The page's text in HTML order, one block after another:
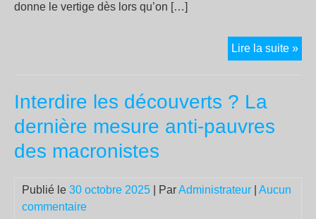
donne le vertige dès lors qu’on […]
Lire la suite »Les
308
Interdire les découverts ? La
dernière mesure anti-pauvres
des macronistes
Publié le 30 octobre 2025 | ParAdministrateur
Aucun
commentaire